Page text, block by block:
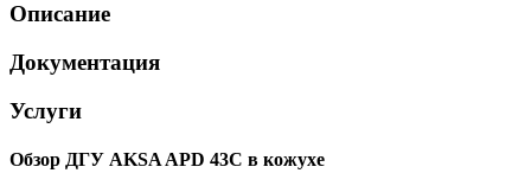
Описание
Документация
Услуги
Обзор ДГУ AKSA APD 43C в кожухе